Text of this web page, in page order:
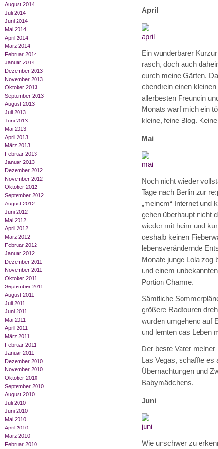
August 2014
Juli 2014
Juni 2014
Mai 2014
April 2014
März 2014
Februar 2014
Januar 2014
Dezember 2013
November 2013
Oktober 2013
September 2013
August 2013
Juli 2013
Juni 2013
Mai 2013
April 2013
März 2013
Februar 2013
Januar 2013
Dezember 2012
November 2012
Oktober 2012
September 2012
August 2012
Juni 2012
Mai 2012
April 2012
März 2012
Februar 2012
Januar 2012
Dezember 2011
November 2011
Oktober 2011
September 2011
August 2011
Juli 2011
Juni 2011
Mai 2011
April 2011
März 2011
Februar 2011
Januar 2011
Dezember 2010
November 2010
Oktober 2010
September 2010
August 2010
Juli 2010
Juni 2010
Mai 2010
April 2010
März 2010
Februar 2010
April
Ein wunderbarer
rasch, doch auch
durch meine Gärten.
obendrein einen
allerbesten Freundin
Monats warf mich ein
kleine, feine Blog.
Mai
Noch nicht wieder
Tage nach Berlin zur
„meinem“ Internet und
gehen überhaupt nicht
wieder mit heim und
deshalb keinen
lebensverändernde
Monate junge Lola zog
und einem
Portion Charme.
Sämtliche
größere Radtouren
wurden umgehend auf
und lernten das Leben
Der beste Vater
Las Vegas, schaffte es
Übernachtungen und
Babymädchens.
Juni
Wie unschwer zu